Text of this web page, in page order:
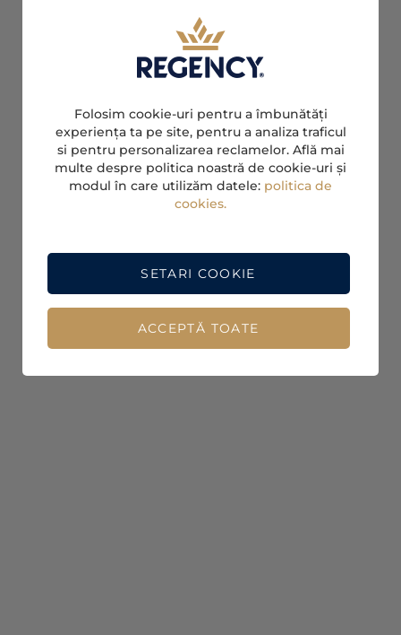
Folosim cookie-uri pentru a îmbunătăți
experiența ta pe site, pentru a analiza traficul
si pentru personalizarea reclamelor. Află mai
multe despre politica noastră de cookie-uri și
modul în care utilizăm datele: politica de
cookies.
ACCEPTĂ TOATE
SETARI COOKIE